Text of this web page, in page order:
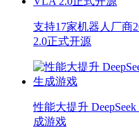
支持17家机器人厂商
2.0正式开源
性能大提升
成游戏